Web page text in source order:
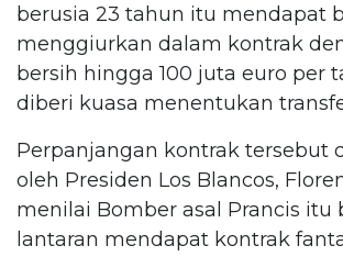
berusia 23 tahun itu mendapat
menggiurkan dalam kontrak
bersih hingga 100 juta euro per
diberi kuasa menentukan
Perpanjangan kontrak tersebut
oleh Presiden Los Blancos,
menilai Bomber asal Prancis itu
lantaran mendapat kontrak